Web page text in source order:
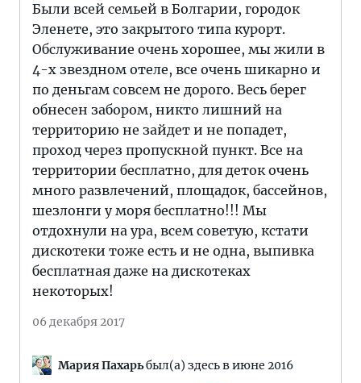
Были всей семьей в Болгарии, городок
Эленете, это закрытого типа курорт.
Обслуживание очень хорошее, мы жили в
4-х звездном отеле, все очень шикарно и
по деньгам совсем не дорого. Весь берег
обнесен забором, никто лишний на
территорию не зайдет и не попадет,
проход через пропускной пункт. Все на
территории бесплатно, для деток очень
много развлечений, площадок, бассейнов,
шезлонги у моря бесплатно!!! Мы
отдохнули на ура, всем советую, кстати
дискотеки тоже есть и не одна, выпивка
бесплатная даже на дискотеках
некоторых!
06 декабря 2017
Мария Пахарьбыл(а) здесь в июне 2016